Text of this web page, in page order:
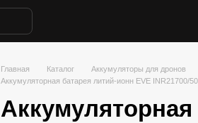
Главная Каталог Аккумуляторы для дронов
Аккумуляторная батарея литий-ионн EVE INR21700/